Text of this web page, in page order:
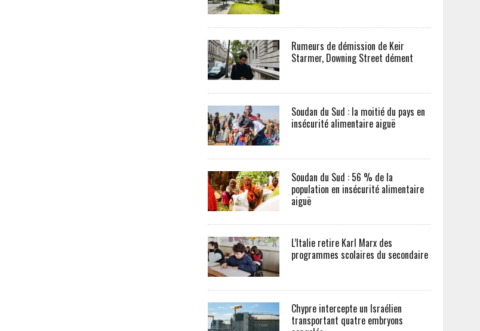
Rumeurs de démission de Keir
Starmer, Downing Street dément
Soudan du Sud : la moitié du pays en
insécurité alimentaire aiguë
Soudan du Sud : 56 % de la
population en insécurité alimentaire
aiguë
L’Italie retire Karl Marx des
programmes scolaires du secondaire
Chypre intercepte un Israélien
transportant quatre embryons